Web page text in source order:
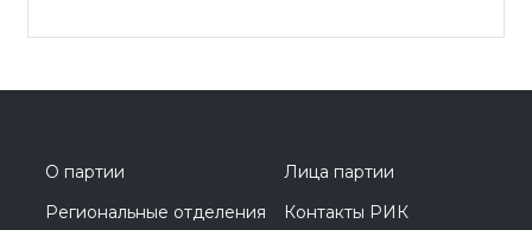
О партии
Лица партии
Региональные отделения
Контакты РИК